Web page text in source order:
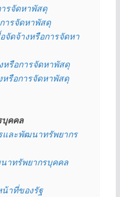
รจัดหาพัสดุ
ารจัดหาพัสดุ
จัดจ้างหรือการจัดหา
หรือการจัดหาพัสดุ
รือการจัดหาพัสดุ
บุคคล
ละพัฒนาทรัพยากร
าทรัพยากรบุคคล
าที่ของรัฐ